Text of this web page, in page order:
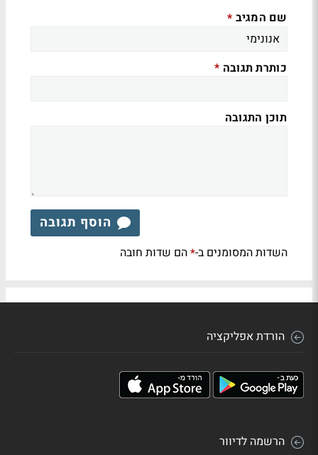
שם המגיב *
כותרת תגובה *
תוכן התגובה
הוסף תגובה
השדות המסומנים ב-*הם שדות חובה
הורדת אפליקציה
הרשמה לדיוור